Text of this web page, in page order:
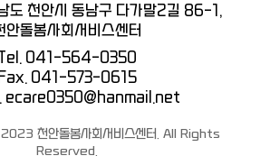
도 천안시 동남구 다가말2길 86-1,
안돌봄사회서비스센터
041-564-0350
041-573-0615
ecare0350@hanmail.net
천안돌봄사회서비스센터. All Rights
Reserved.